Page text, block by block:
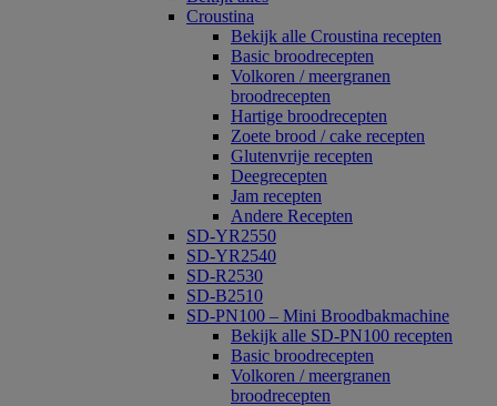
Croustina
Bekijk alle Croustina recepten
Basic broodrecepten
Volkoren / meergranen
broodrecepten
Hartige broodrecepten
Zoete brood / cake recepten
Glutenvrije recepten
Deegrecepten
Jam recepten
Andere Recepten
SD-YR2550
SD-YR2540
SD-R2530
SD-B2510
SD-PN100 – Mini Broodbakmachine
Bekijk alle SD-PN100 recepten
Basic broodrecepten
Volkoren / meergranen
broodrecepten